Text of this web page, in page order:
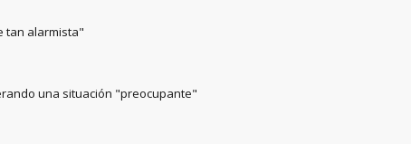
tan alarmista"
una situación "preocupante"